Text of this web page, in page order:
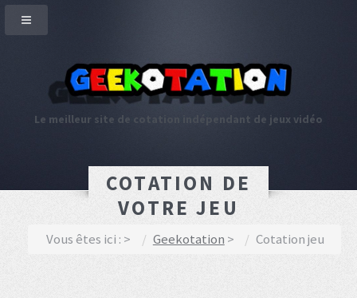
Le meilleur site de cotation indépendant de jeux vidéo
COTATION DE
VOTRE JEU
Vous êtes ici : Geekotation Cotation jeu